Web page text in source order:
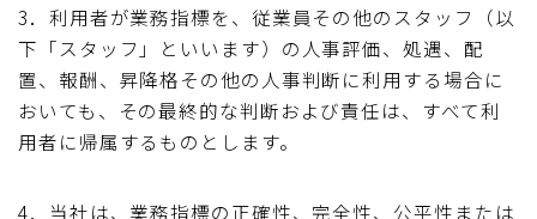
3．利用者が業務指標を、従業員その他のスタッフ（以
下「スタッフ」といいます）の人事評価、処遇、配
置、報酬、昇降格その他の人事判断に利用する場合に
おいても、その最終的な判断および責任は、すべて利
用者に帰属するものとします。
4．当社は、業務指標の正確性、完全性、公平性または